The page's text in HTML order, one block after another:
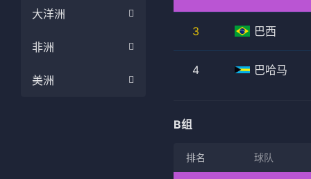
大洋洲
非洲
美洲
3 巴西
4 巴哈马
B组
排名 球队